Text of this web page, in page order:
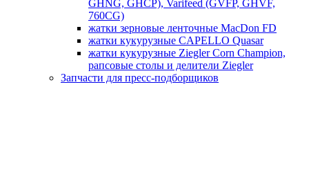
GHNG, GHCP), Varifeed (GVFP, GHVF,
760CG)
жатки зерновые ленточные MacDon FD
жатки кукурузные CAPELLO Quasar
жатки кукурузные Ziegler Corn Champion,
рапсовые столы и делители Ziegler
Запчасти для пресс-подборщиков